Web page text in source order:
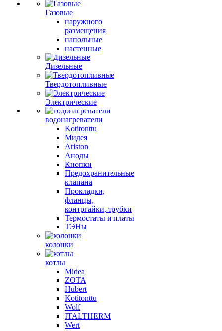
Газовые
наружного
размещения
напольные
настенные
Дизельные
Твердотопливные
Электрические
водонагреватели
Kotitonttu
Мидея
Ariston
Аноды
Кнопки
Предохранительные
клапана
Прокладки,
фланцы,
контргайки, трубки
Термостаты и платы
ТЭНы
колонки
котлы
Midea
ZOTA
Hubert
Kotitonttu
Wolf
ITALTHERM
Wert